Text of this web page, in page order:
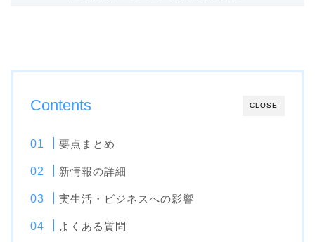
CLOSE
Contents
要点まとめ
新情報の詳細
実生活・ビジネスへの影響
よくある質問